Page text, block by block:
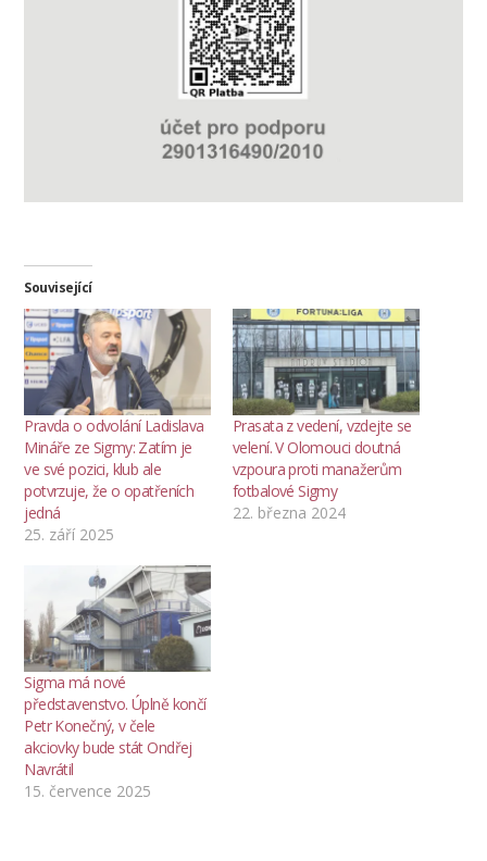
Související
Pravda o odvolání Ladislava
Mináře ze Sigmy: Zatím je
ve své pozici, klub ale
potvrzuje, že o opatřeních
jedná
25. září 2025
Prasata z vedení, vzdejte se
velení. V Olomouci doutná
vzpoura proti manažerům
fotbalové Sigmy
22. března 2024
Sigma má nové
představenstvo. Úplně končí
Petr Konečný, v čele
akciovky bude stát Ondřej
Navrátil
15. července 2025